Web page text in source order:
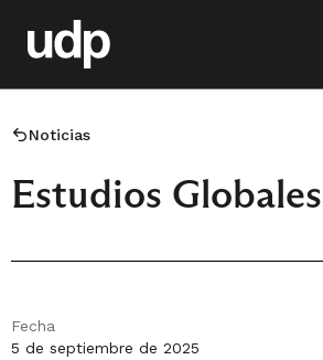
Noticias
Estudios
Fecha
5 de septiembre de 2025